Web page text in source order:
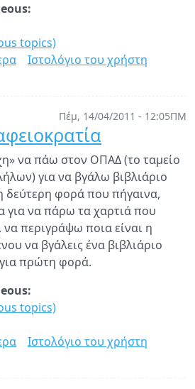
topics)
για
Θανάση...
Ιστολόγιο του χρήστη
Πέμ, 14/04/2011 - 12:05ΠΜ
να πάω στον ΟΠΑΔ (το ταμείο
για να βγάλω βιβλιάριο
δεύτερη φορά που πήγαινα,
για να πάρω τα χαρτιά που
να περιγράψω ποια είναι η
να βγάλεις ένα βιβλιάριο
πρώτη φορά.
topics)
γιαΙστολόγιο του χρήστη